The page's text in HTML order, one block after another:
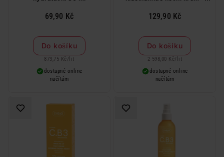
69,90 Kč
Do košíku
873,75 Kč / lit
dostupné online
načítám
129,90 Kč
Do košíku
2 598,00 Kč/ lit
dostupné online
načítám